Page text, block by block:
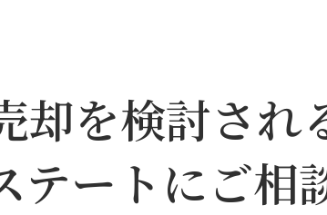
却を検討され
テートにご相